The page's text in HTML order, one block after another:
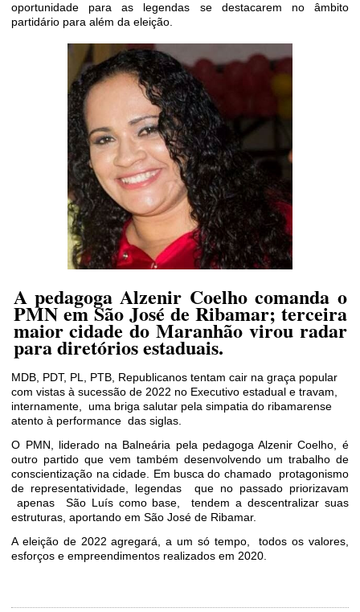
oportunidade para as legendas se destacarem no âmbito
partidário para além da eleição.
A pedagoga Alzenir Coelho comanda o
PMN em São José de Ribamar; terceira
maior cidade do Maranhão virou radar
para diretórios estaduais.
MDB, PDT, PL, PTB, Republicanos tentam cair na graça popular
com vistas à sucessão de 2022 no Executivo estadual e travam,
internamente,
uma briga salutar pela simpatia do ribamarense
atento à performance das siglas.
O PMN, liderado na Balneária pela pedagoga Alzenir Coelho, é
outro partido que vem também desenvolvendo um trabalho de
conscientização na cidade. Em busca do chamado
protagonismo
de representatividade, legendas
que no passado priorizavam
apenas
São Luís como base,
tendem a descentralizar suas
estruturas, aportando em São José de Ribamar.
A eleição de 2022 agregará, a um só tempo, todos os valores,
esforços e empreendimentos realizados em 2020.